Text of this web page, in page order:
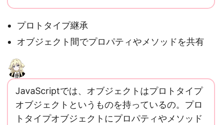
プロトタイプ継承
オブジェクト間でプロパティやメソッドを共有
JavaScriptでは、オブジェクトはプロトタイプ
オブジェクトというものを持っているの。プロ
トタイプオブジェクトにプロパティやメソッド